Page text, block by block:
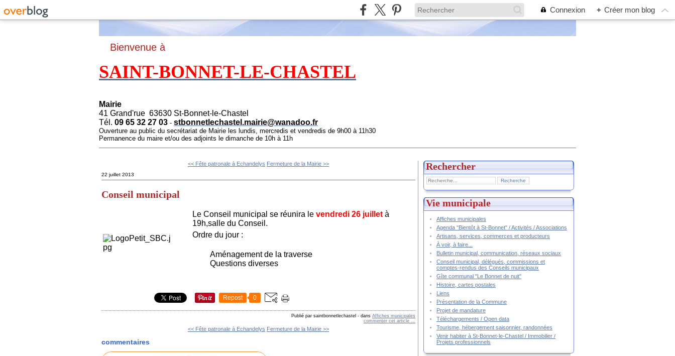
Connexion + Créer mon blog
Bienvenue à
SAINT-BONNET-LE-CHASTEL
Mairie
41 Grand'rue 63630 St-Bonnet-le-Chastel
Tél. 09 65 32 27 03 - stbonnetlechastel.mairie@wanadoo.fr
Ouverture au public du secrétariat de Mairie les lundis, mercredis et vendredis de 9h00 à 11h30
Permanence du maire et/ou des adjoints le dimanche de 10h à 11h
<< Fête patronale à Echandelys Fermeture de la Mairie >>
22 juillet 2013
Conseil municipal
Le Conseil municipal se réunira le vendredi 26 juillet à
19h,salle du Conseil.
Ordre du jour :
Aménagement de la traverse
Questions diverses
Repost 0
Publié par saintbonnetlechastel - dans Affiches municipales
commenter cet article …
<< Fête patronale à Echandelys Fermeture de la Mairie >>
commentaires
Rechercher
Vie municipale
Affiches municipales
Agenda "Bientôt à St-Bonnet" / Activités / Associations
Artisans, services, commerces et producteurs
À voir, à faire...
Bulletin municipal, communication, réseaux sociaux
Conseil municipal, délégués, commissions et
comptes-rendus des Conseils municipaux
Gîte communal "Le Bonnet de nuit"
Histoire, cartes postales
Liens
Présentation de la Commune
Projet de mandature
Téléchargements / Open data
Tourisme, hébergement saisonnier, randonnées
Venir habiter à St-Bonnet-le-Chastel / Immobilier /
Projets professionnels